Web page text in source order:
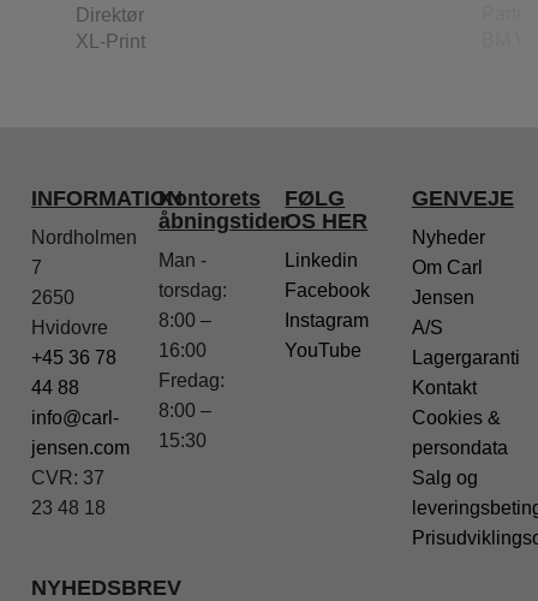
Direktør
XL-Print
INFORMATION
Nordholmen
7
2650
Hvidovre
+45 36 78
44 88
info@carl-
jensen.com
CVR: 37
23 48 18
Kontorets
åbningstider
Man -
torsdag:
8:00 –
16:00
Fredag:
8:00 –
15:30
FØLG
OS HER
Linkedin
Facebook
Instagram
YouTube
GENVEJE
Nyheder
Om Carl
Jensen
A/S
Lagergaranti
Kontakt
Cookies &
persondata
Salg og
NYHEDSBREV